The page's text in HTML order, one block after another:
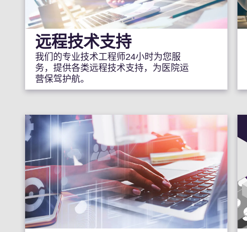
远程技术支持
我们的专业技术工程师24小时为您服
务，提供各类远程技术支持，为医院运
营保驾护航。